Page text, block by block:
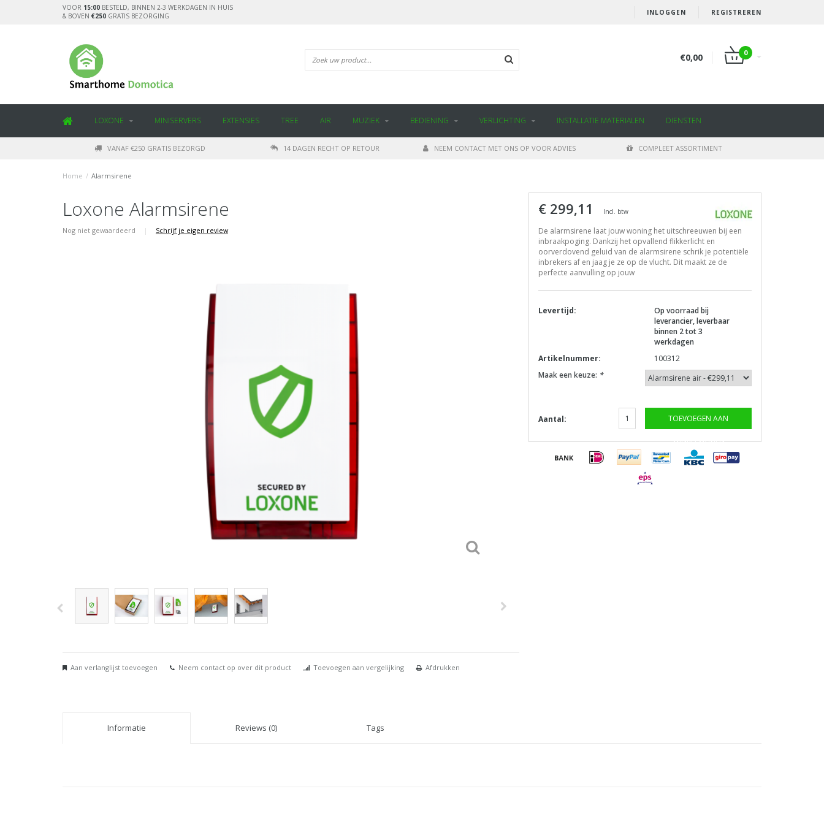
INLOGGEN REGISTREREN
VOOR 15:00 BESTELD, BINNEN 2-3 WERKDAGEN IN HUIS
& BOVEN €250 GRATIS BEZORGING
€0,00 0
LOXONE MINISERVERS EXTENSIES TREE AIR MUZIEK BEDIENING VERLICHTING INSTALLATIE MATERIALEN DIENSTEN
VANAF €250 GRATIS BEZORGD 14 DAGEN RECHT OP RETOUR NEEM CONTACT MET ONS OP VOOR ADVIES COMPLEET ASSORTIMENT
Home / Alarmsirene
Loxone Alarmsirene
Nog niet gewaardeerd | Schrijf je eigen review
Aan verlanglijst toevoegen Neem contact op over dit product Toevoegen aan vergelijking Afdrukken
€ 299,11 Incl. btw
De alarmsirene laat jouw woning het uitschreeuwen bij een
inbraakpoging. Dankzij het opvallend flikkerlicht en
oorverdovend geluid van de alarmsirene schrik je potentiële
inbrekers af en jaag je ze op de vlucht. Dit maakt ze de
perfecte aanvulling op jouw
Levertijd:
Op voorraad bij
leverancier, leverbaar
binnen 2 tot 3
werkdagen
Artikelnummer:
100312
Maak een keuze: *
Aantal: TOEVOEGEN AAN
WINKELWAGEN
Informatie Reviews (0) Tags